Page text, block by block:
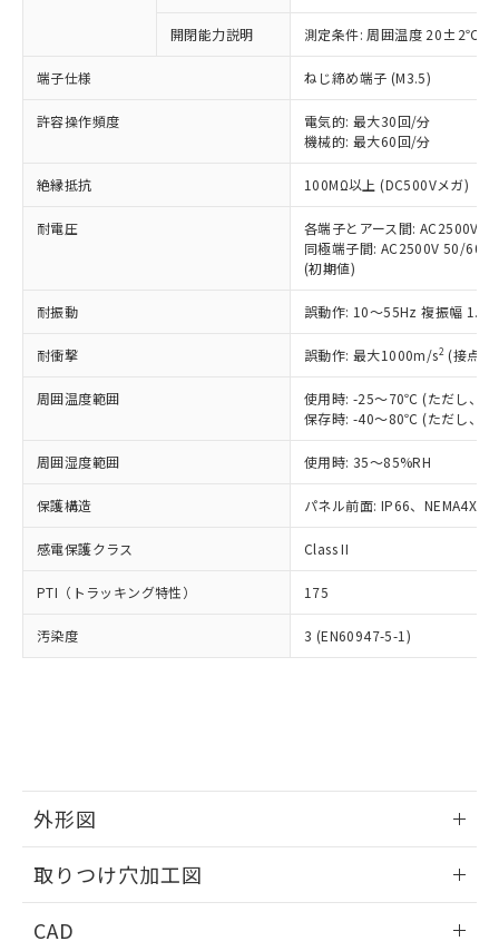
開閉能力説明 測定条件: 周囲温度 20±2℃、
端子仕様 ねじ締め端子 (M3.5)
許容操作頻度
電気的: 最大30回/分
機械的: 最大60回/分
絶縁抵抗 100MΩ以上 (DC500Vメガ)
耐電圧
各端子とアース間: AC2500V
同極端子間: AC2500V 50/
(初期値)
耐振動 誤動作: 10～55Hz 複振幅
耐衝撃 誤動作: 最大1000m/s2 (接点
周囲温度範囲
使用時: -25～70℃ (ただし、氷
保存時: -40～80℃ (ただし、氷
周囲湿度範囲 使用時: 35～85%RH
保護構造 パネル前面: IP66、NEMA4X,
感電保護クラス Class II
PTI（トラッキング特性） 175
汚染度 3 (EN60947-5-1)
外形図
取りつけ穴加工図
CAD
以下の条件をお読みいただき、同意のうえ
本サービスは、当社制御機器事業取扱
商品の当社在庫状況および標準価格
(税抜)を提供させていただくもので
当社制御機器事業取扱商品の中には、
本サービスの対象外となる商品もある
ことをご了承ください。
在庫状況および標準価格照会結果は、
記載している更新日時点での社内デー
タに基づき作成されるものであり、閲
覧された時点での実際の在庫および標
準価格とは異なる場合があることをご
正式な納期状況および標準価格はお客
様のお取引先、またはお客様担当のオ
ムロン制御機器販売店・当社販売員に
オムロン制御機器販売店や当社販売拠
販売ネットワーク
」をご確認
ください。
在庫状況および標準価格結果を当社の
事前の承諾なく第三者に漏洩または開
示しないようお願いします。
マイパーツ機能（部品リスト作成サー
および当社の共同利用者が、当社の製
※当社の共同利用者とは、
の共同利用に関して"
の「1.共同利
対応予定なし：EU RoHS指令（10物質）の
定はありません。
調査・確認中：EU RoHS指令（10物質）の
非含有の対応状況を調査中または確認中の
非該当品：ライセンス料など無形物で、有
害物質有無と関係のない商品です。
仕入先様の事情により、非含有部品として
いたものが、含有品と判明した場合などや
むを得ず変更することがあります。
鉛(Pb) 1000ppm以下、 水銀(Hg) 1000ppm以下、 カド
六価クロム(Cr(Ⅵ)) 1000ppm以下、ポリ臭化ビフェニル
類(PBB) 1000ppm以下、ポリ臭化ジフェニルエーテル類
(PBDE) 1000ppm以下、フタル酸ビス(2-エチルヘキシ
ル) (DEHP)(別名：DOP) 1000ppm以下、フタル酸ブチ
ルベンジル（BBP） 1000ppm以下、フタル酸ジブチル
（DBP） 1000ppm以下、フタル酸ジイソブチル
(DIBP) 1000ppm以下
但し、RoHS指令で産業用監視および制御機器に対する
フタル酸エステル類の４物質については閾値を超える意
図的な使用がないことを確認しています。
※2 対応予定月
部品在庫の切り替え状況などにより、予定
月が前後することがあります。
とができます。
EU RoHS指令（10物質）の非含有証明書
※1 中国RoHS○×表
「○」：最大均質材料含有率が中国RoHSの
基準値以下であることを示します。
「×」：最大均質材料含有率が中国RoHSの
基準値を超えていることを示します。
「－」：未確認です。当社販売部門へお問
Cr(Ⅵ)(六価クロム) : 1000ppm、 PBBs(ポリ臭化ビフェ
ニル類) : 1000ppm、 PBDEs(ポリ臭化ジフェニルエーテ
ル類) : 1000ppm、
DBP(フタル酸ジブチル) : 1000ppm、 DIBP(フタル酸ジ
イソブチル) : 1000ppm、 BBP(フタル酸ブチルベンジ
ル) : 1000ppm、
※2 環境保護使用期限
「ｅ」：有害物質（10物質）のすべてが基
準値以下であることを示します。
「10」：通常の使用状況下において有害物
質が外部に漏えいし、環境に深刻な影響を
当社は、これら貴社製品のうち、外国
為替および外国貿易法に定める商品
（以下｢規制貨物等」という）を輸出
または国外への提供する場合は、日本
国政府の輸出許可(または役務取引許
可)を取得するなどの必要な手続きを
当社は規制貨物を破棄する場合は、完
全に破砕するなど、違法に輸出されな
いよう必要な手段を講じます。
当社は貴社製品を、核兵器、ミサイ
ル、化学兵器、生物兵器またはその他
武器並びにこれらの製造装置等に一切
使用いたしません。
当社は、貴社製品を第三者に販売する
場合は、上記1、2および3の内容を当
該第三者に通知します。また当社は、
販売先および販売に係わる関係者が違
法に輸出するおそれがある場合は、取
○ 一定数以上の在庫あり
一定数には満たないが在庫あり
在庫なし(最新の在庫状況につ
いては、お客様のお取引先、ま
たはお客様担当のオムロン制御
機器販売店・当社販売員にご確
認ください)
受注生産機種、また在庫状況の